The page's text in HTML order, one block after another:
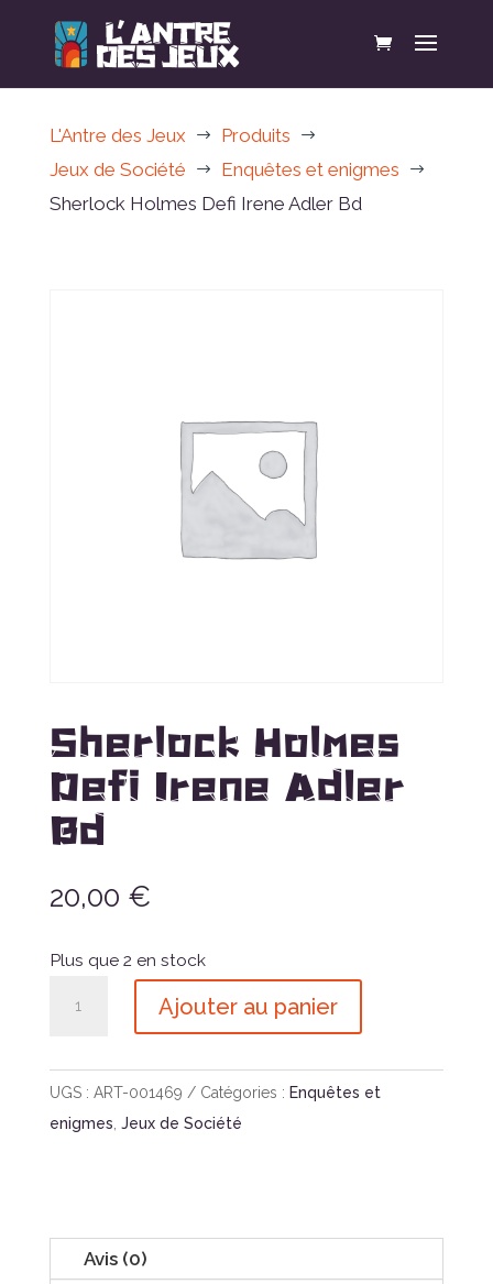
L'Antre des Jeux $ Produits $
Jeux de Société $ Enquêtes et enigmes $
Sherlock Holmes Defi Irene Adler Bd
Sherlock Holmes
Defi Irene Adler
Bd
20,00 €
Plus que 2 en stock
Holmes
Defi
Ajouter au panier
UGS : ART-001469 Catégories : Enquêtes et
enigmes, Jeux de Société
Avis (0)